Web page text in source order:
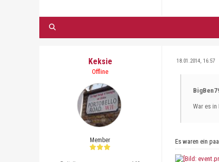
Keksie
Offline
Member
18.01.2014, 16:57
War es in
Es waren ein